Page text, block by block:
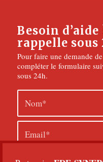
Besoin d’aide
rappelle sous
Pour faire une demande
compléter le formulaire
sous 24h.